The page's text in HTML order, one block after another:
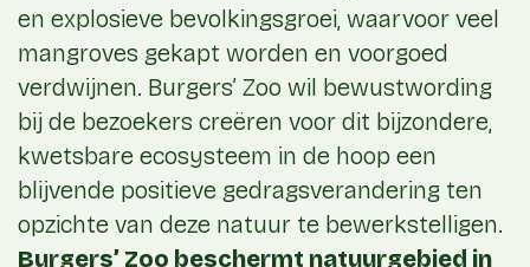
en explosieve bevolkingsgroei, waarvoor veel
mangroves gekapt worden en voorgoed
verdwijnen. Burgers’ Zoo wil bewustwording
bij de bezoekers creëren voor dit bijzondere,
kwetsbare ecosysteem in de hoop een
blijvende positieve gedragsverandering ten
opzichte van deze natuur te bewerkstelligen.
Burgers’ Zoo beschermt natuurgebied in